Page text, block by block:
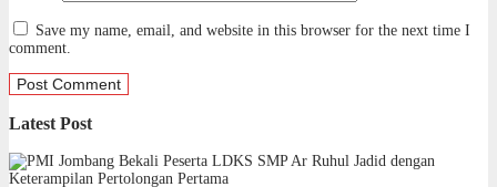
Save my name, email, and website in this browser for the next time I
comment.
Latest Post